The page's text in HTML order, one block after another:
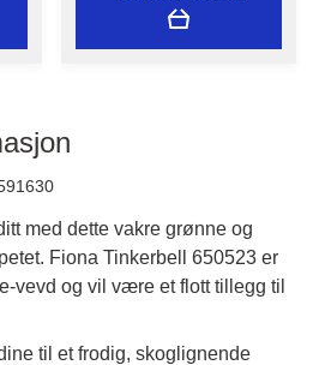
med dette vakre grønne og
Fiona Tinkerbell 650523 er
vevd og vil være et flott tillegg til
til et frodig, skoglignende